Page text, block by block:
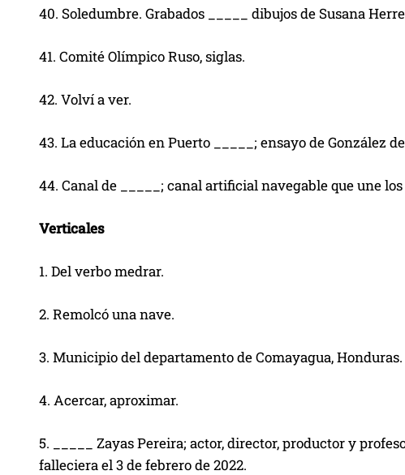
40. Soledumbre. Grabados _____ dibujos de Susana
41. Comité Olímpico Ruso, siglas.
42. Volví a ver.
43. La educación en Puerto _____; ensayo de González de
44. Canal de _____; canal artificial navegable que une
Verticales
1. Del verbo medrar.
2. Remolcó una nave.
3. Municipio del departamento de Comayagua, Honduras.
4. Acercar, aproximar.
5. _____ Zayas Pereira; actor, director, productor y
falleciera el 3 de febrero de 2022.